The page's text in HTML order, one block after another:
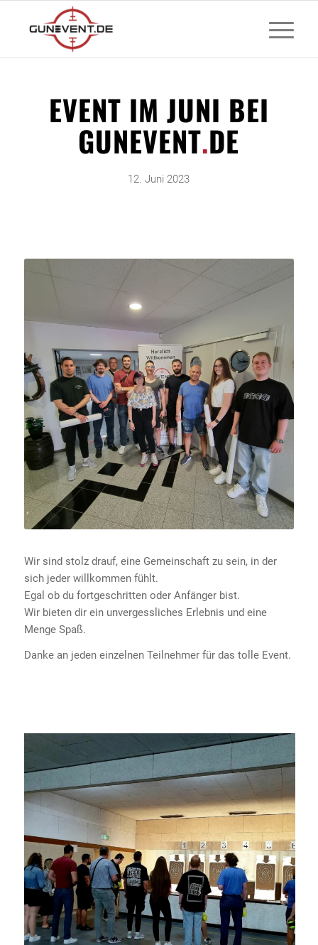
EVENT IM JUNI BEI
GUNEVENT.DE
12. Juni 2023
Wir sind stolz drauf, eine Gemeinschaft zu sein, in der
sich jeder willkommen fühlt.
Egal ob du fortgeschritten oder Anfänger bist.
Wir bieten dir ein unvergessliches Erlebnis und eine
Menge Spaß.
Danke an jeden einzelnen Teilnehmer für das tolle Event.